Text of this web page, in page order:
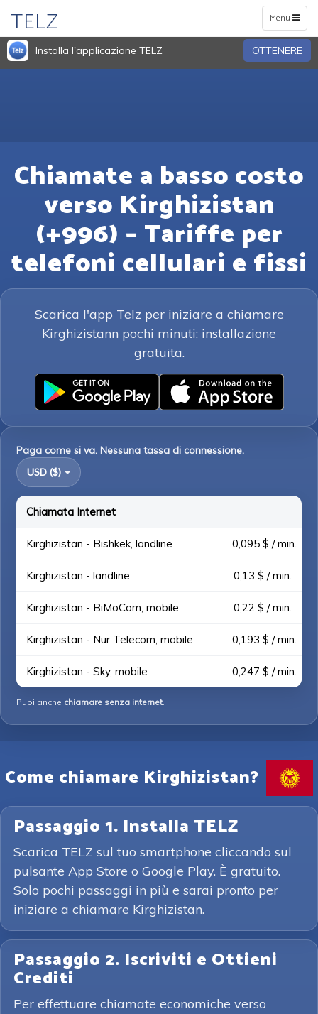
Toggle
navigation
Menu
TELZ
Installa l'applicazione TELZ OTTENERE
Chiamate a basso costo
verso Kirghizistan
(+996) – Tariffe per
telefoni cellulari e fissi
Scarica l'app Telz per iniziare a chiamare
Kirghizistann pochi minuti: installazione
gratuita.
Paga come si va. Nessuna tassa di connessione.
USD ($)
Chiamata Internet
Kirghizistan - Bishkek, landline 0,095 $ / min.
Kirghizistan - landline 0,13 $ / min.
Kirghizistan - BiMoCom, mobile 0,22 $ / min.
Kirghizistan - Nur Telecom, mobile 0,193 $ / min.
Kirghizistan - Sky, mobile 0,247 $ / min.
Puoi anche chiamare senza internet.
Come chiamare Kirghizistan?
Passaggio 1. Installa TELZ
Scarica TELZ sul tuo smartphone cliccando sul
pulsante App Store o Google Play. È gratuito.
Solo pochi passaggi in più e sarai pronto per
iniziare a chiamare Kirghizistan.
Passaggio 2. Iscriviti e Ottieni
Crediti
Per effettuare chiamate economiche verso